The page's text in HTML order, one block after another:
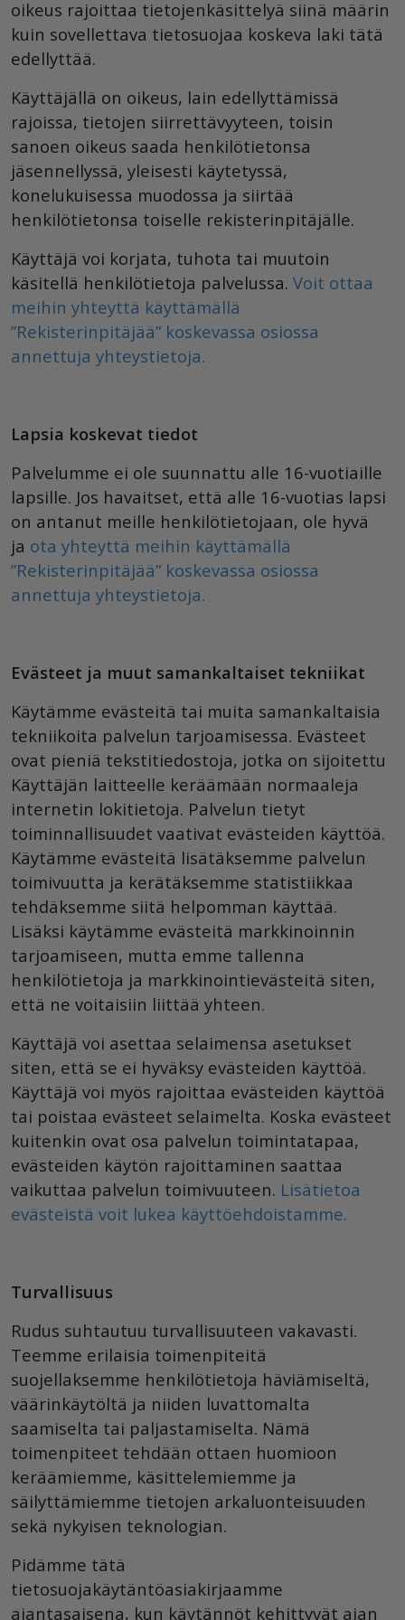
oikeus rajoittaa tietojenkäsittelyä siinä määrin
kuin sovellettava tietosuojaa koskeva laki tätä
edellyttää.
Käyttäjällä on oikeus, lain edellyttämissä
rajoissa, tietojen siirrettävyyteen, toisin
sanoen oikeus saada henkilötietonsa
jäsennellyssä, yleisesti käytetyssä,
konelukuisessa muodossa ja siirtää
henkilötietonsa toiselle rekisterinpitäjälle.
Käyttäjä voi korjata, tuhota tai muutoin
käsitellä henkilötietoja palvelussa. Voit ottaa
meihin yhteyttä käyttämällä
”Rekisterinpitäjää” koskevassa osiossa
annettuja yhteystietoja.
Lapsia koskevat tiedot
Palvelumme ei ole suunnattu alle 16-vuotiaille
lapsille. Jos havaitset, että alle 16-vuotias lapsi
on antanut meille henkilötietojaan, ole hyvä
ja ota yhteyttä meihin käyttämällä
”Rekisterinpitäjää” koskevassa osiossa
annettuja yhteystietoja.
Evästeet ja muut samankaltaiset tekniikat
Käytämme evästeitä tai muita samankaltaisia
tekniikoita palvelun tarjoamisessa. Evästeet
ovat pieniä tekstitiedostoja, jotka on sijoitettu
Käyttäjän laitteelle keräämään normaaleja
internetin lokitietoja. Palvelun tietyt
toiminnallisuudet vaativat evästeiden käyttöä.
Käytämme evästeitä lisätäksemme palvelun
toimivuutta ja kerätäksemme statistiikkaa
tehdäksemme siitä helpomman käyttää.
Lisäksi käytämme evästeitä markkinoinnin
tarjoamiseen, mutta emme tallenna
henkilötietoja ja markkinointievästeitä siten,
että ne voitaisiin liittää yhteen.
Käyttäjä voi asettaa selaimensa asetukset
siten, että se ei hyväksy evästeiden käyttöä.
Käyttäjä voi myös rajoittaa evästeiden käyttöä
tai poistaa evästeet selaimelta. Koska evästeet
kuitenkin ovat osa palvelun toimintatapaa,
evästeiden käytön rajoittaminen saattaa
vaikuttaa palvelun toimivuuteen. Lisätietoa
evästeistä voit lukea käyttöehdoistamme.
Turvallisuus
Rudus suhtautuu turvallisuuteen vakavasti.
Teemme erilaisia toimenpiteitä
suojellaksemme henkilötietoja häviämiseltä,
väärinkäytöltä ja niiden luvattomalta
saamiselta tai paljastamiselta. Nämä
toimenpiteet tehdään ottaen huomioon
keräämiemme, käsittelemiemme ja
säilyttämiemme tietojen arkaluonteisuuden
sekä nykyisen teknologian.
Pidämme tätä
tietosuojakäytäntöasiakirjaamme
ajantasaisena, kun käytännöt kehittyvät ajan